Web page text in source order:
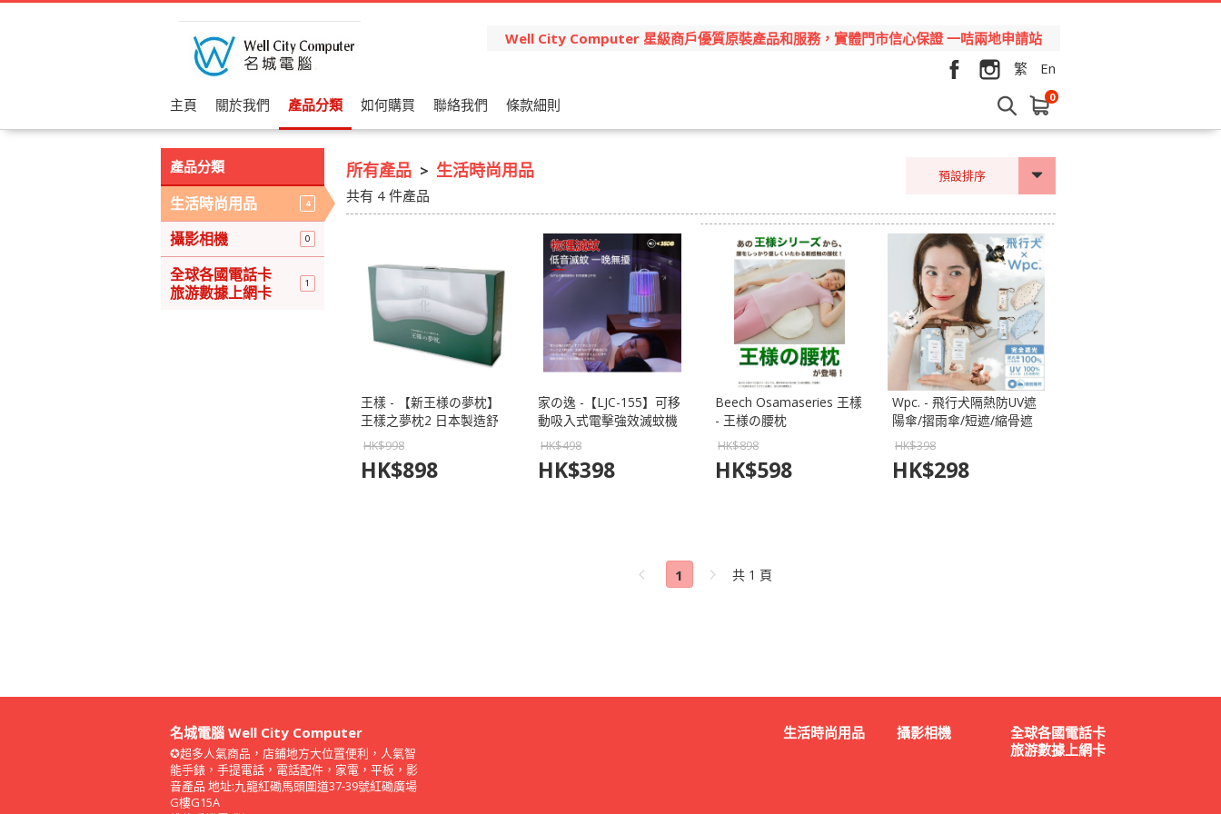
Well City Computer 星級商戶優質原裝產品和服務，實體門市信心保證 一咭兩地申請站
繁
En
主頁 關於我們 產品分類 如何購買 聯絡我們 條款細則 0
產品分類
生活時尚用品 4
攝影相機 0
全球各國電話卡
旅游數據上網卡
1
所有產品 > 生活時尚用品 預設排序
共有 4 件產品
王樣 - 【新王様の夢枕】
王樣之夢枕2 日本製造舒
適枕頭
HK$998
HK$898
家の逸 -【LJC-155】可移
動吸入式電擊強效滅蚊機
(白色 / 粉色)
HK$498
HK$398
Beech Osamaseries 王樣
- 王様の腰枕
HK$898
HK$598
Wpc. - 飛行犬隔熱防UV遮
陽傘/摺雨傘/短遮/縮骨遮
【Hikouken】(米黃色/藍
色) （801-HK003）
HK$398
HK$298
1 共 1 頁
名城電腦 Well City Computer
✪超多人氣商品，店鋪地方大位置便利，人氣智
能手錶，手提電話，電話配件，家電，平板，影
音產品 地址:九龍紅磡馬頭圍道37-39號紅磡廣場
G樓G15A
生活時尚用品 攝影相機
全球各國電話卡
旅游數據上網卡